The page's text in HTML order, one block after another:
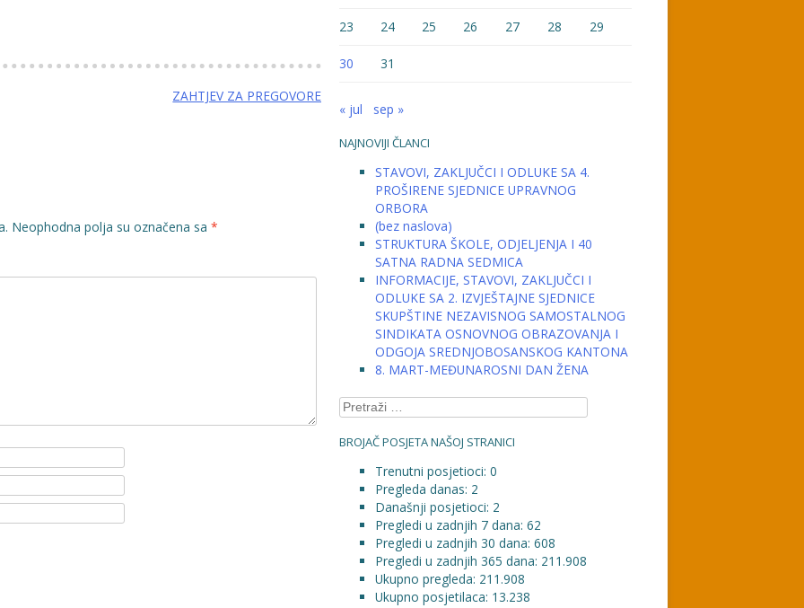
ZAHTJEV ZA PREGOVORE
Neophodna polja su označena sa*
23 24 25 26 27 28 29
30 31
« jul sep »
NAJNOVIJI ČLANCI
STAVOVI, ZAKLJUČCI I ODLUKE SA 4.
PROŠIRENE SJEDNICE UPRAVNOG
ORBORA
(bez naslova)
STRUKTURA ŠKOLE, ODJELJENJA I 40
SATNA RADNA SEDMICA
INFORMACIJE, STAVOVI, ZAKLJUČCI I
ODLUKE SA 2. IZVJEŠTAJNE SJEDNICE
SKUPŠTINE NEZAVISNOG SAMOSTALNOG
SINDIKATA OSNOVNOG OBRAZOVANJA I
ODGOJA SREDNJOBOSANSKOG KANTONA
8. MART-MEĐUNAROSNI DAN ŽENA
Pretraga:
BROJAČ POSJETA NAŠOJ STRANICI
Trenutni posjetioci: 0
Pregleda danas: 2
Današnji posjetioci: 2
Pregledi u zadnjih 7 dana: 62
Pregledi u zadnjih 30 dana: 608
Pregledi u zadnjih 365 dana: 211.908
Ukupno pregleda: 211.908
Ukupno posjetilaca: 13.238